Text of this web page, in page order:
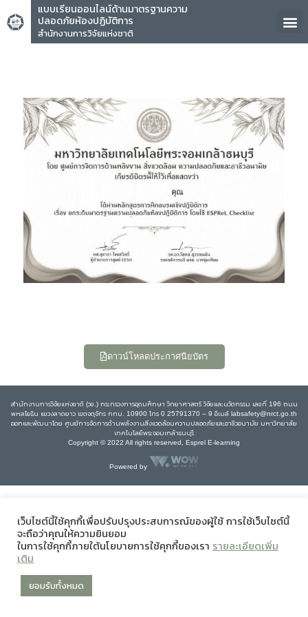
แบบเรียนออนไลน์ด้านมาตรฐานความ
ปลอดภัยห้องปฏิบัติการ
สำนักงานการวิจัยแห่งชาติ
คุณ
ดาวน์โหลดประกาศนียบัตร
สำนักงานการวิจัยแห่งชาติ (วช.) กระทรวงการอุดมศึกษา วิทยาศาสตร์ วิจัยและนวัตกรรม เลขที่ 196 ถนน
พหลโยธิน แขวงลาดยาว เขตจตุจักร กทม. 10900 โทร 0 25791370 – 9 อีเมล์ labsafety@nrct.go.th
ออกและพัฒนาโดย ศูนย์การจัดการด้านพลังงานสิ่งแวดล้อมความปลอดภัยและอาชีวอนามัย มหาวิทยาลัย
เทคโนโลยีพระจอมเกล้าธนบุรี
Copyright © 2022 All rights reserved, Esprel E-learning
Powered by
เว็บไซต์นี้ใช้คุกกี้เพื่อปรับปรุงประสบการณ์ของผู้ใช้ การใช้เว็บไซต์นี้
จะถือว่าคุณให้ความยินยอม
ในการใช้คุกกี้ภายใต้นโยบายการใช้คุกกี้ของเรา รายละเอียดเพิ่ม
เติม
ยอมรับทั้งหมด